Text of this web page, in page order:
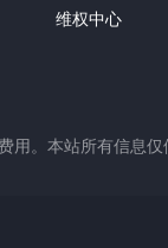
维权中心
用。本站所有信息